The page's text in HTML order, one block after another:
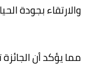
والارتقاء بجودة
مما يؤكد أن